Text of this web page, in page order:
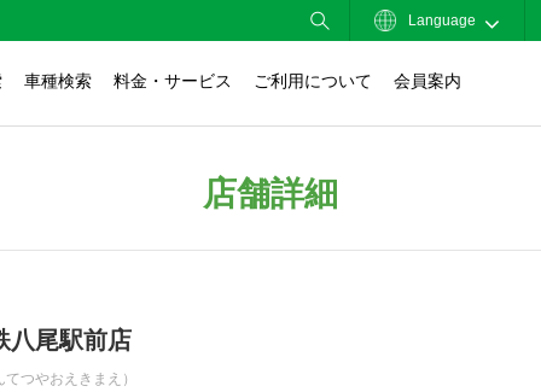
Language
車種検索 料金・サービス ご利用について 会員案内
店舗詳細
八尾駅前店
てつやおえきまえ）